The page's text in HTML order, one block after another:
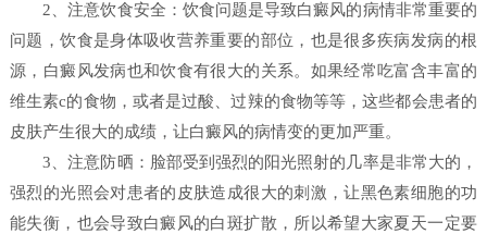
2、注意饮食安全：饮食问题是导致白癜风的病情非常重要的
问题，饮食是身体吸收营养重要的部位，也是很多疾病发病的根
源，白癜风发病也和饮食有很大的关系。如果经常吃富含丰富的
维生素c的食物，或者是过酸、过辣的食物等等，这些都会患者的
皮肤产生很大的成绩，让白癜风的病情变的更加严重。
3、注意防晒：脸部受到强烈的阳光照射的几率是非常大的，
强烈的光照会对患者的皮肤造成很大的刺激，让黑色素细胞的功
能失衡，也会导致白癜风的白斑扩散，所以希望大家夏天一定要